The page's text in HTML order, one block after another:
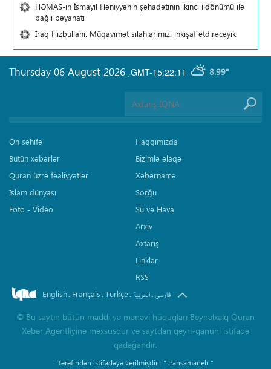
HƏMAS-ın İsmayıl Həniyyənin şəhadətinin ikinci ildönümü ilə
bağlı bəyanatı
İraq Hizbullahı: Müqavimət silahlarımızı inkişaf etdirəcəyik
GMT-15:22:11 8.99°
Thursday 06 August 2026 ,
Ön səhifə
Bütün xəbərlər
Quran üzrə fəaliyyətlər
İslam dünyası
Foto - Video
Haqqımızda
Bizimlə əlaqə
Xəbərnamə
Sorğu
Su və Hava
Arxiv
Axtarış
Linklər
RSS
English. Français.Türkçe. العربیة.فارسی
© Bu saytın bütün maddi və mənəvi hüquqları Beynəlxalq Quran
Xəbər Agentliyinə məxsusdur və saytdan qeyri-qanuni istifadə
qadağandır.
Tərəfindən istifadəyə verilmişdir : " Iransamaneh "